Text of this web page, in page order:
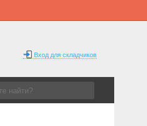
Вход для складчиков